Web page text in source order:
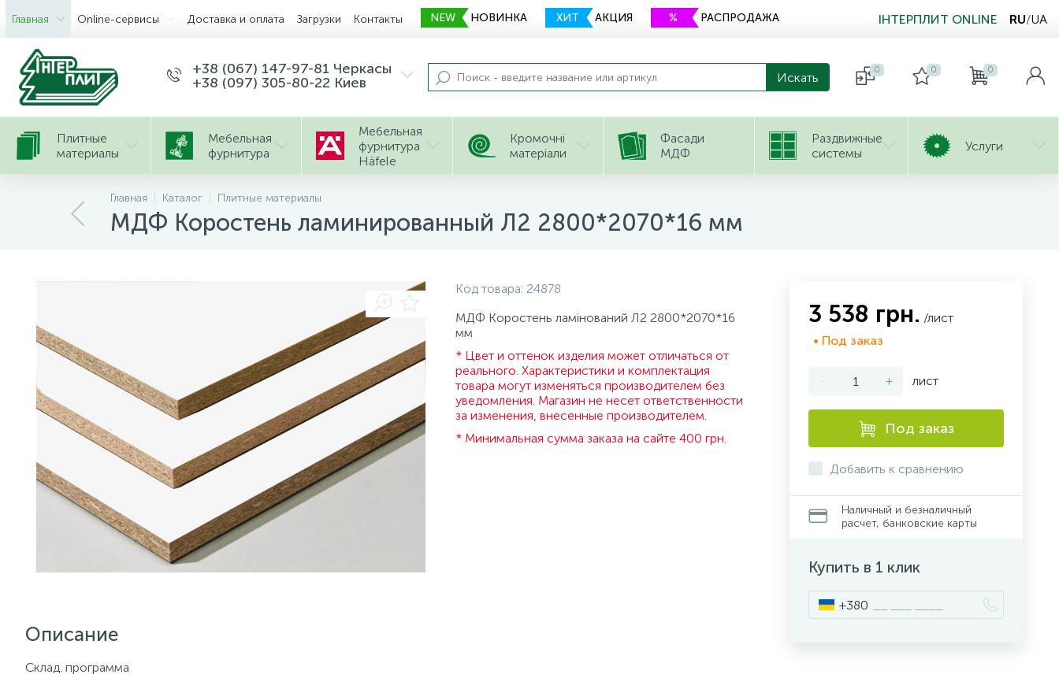
Главная Оnline-сервисы Доставка и оплата Загрузки Контакты NEW НОВИНКА ХИТ АКЦИЯ % РАСПРОДАЖА ІНТЕРПЛИТ ONLINE RU/UA
+38 (067) 147-97-81 Черкасы
+38 (097) 305-80-22 Киев
0 0 0
Плитные
материалы
Мебельная
фурнитура
Мебельная
фурнитура
Häfele
Кромочні
матеріали
Фасади
МДФ
Раздвижные
системы
Услуги
Главная Каталог Плитные материалы
МДФ Коростень ламинированный Л2 2800*2070*16 мм
Код товара: 24878
МДФ Коростень ламінований Л2 2800*2070*16
мм
* Цвет и оттенок изделия может отличаться от
реального. Характеристики и комплектация
товара могут изменяться производителем без
уведомления. Магазин не несет ответственности
за изменения, внесенные производителем.
* Минимальная сумма заказа на сайте 400 грн.
Описание
Склад. программа
3 538 грн. /лист
• Под заказ
- + лист
Под заказ
Добавить к сравнению
Наличный и безналичный
расчет, банковские карты
Купить в 1 клик
+380